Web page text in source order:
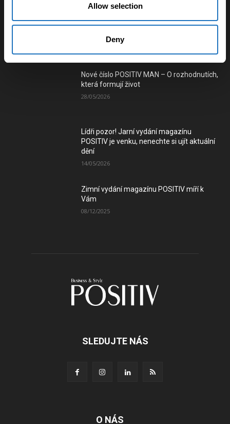
Allow selection
Deny
Číst e-verzi magazínu
Nové číslo POSITIV MAN – O rozhodnutích,
která formují život
28/05/2026
Lídři pozor! Jarní vydání magazínu
POSITIV je venku, nenechte si ujít aktuální
dění
14/05/2026
Zimní vydání magazínu POSITIV míří k
Vám
08/12/2025
SLEDUJTE NÁS
O NÁS